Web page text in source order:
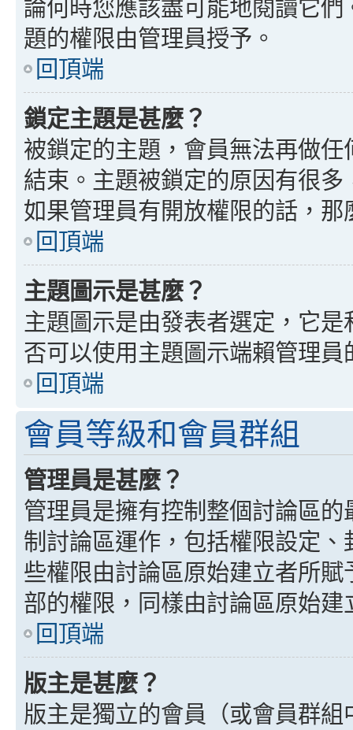
論何時您應該盡可能地閱讀它
題的權限由管理員授予。
回頂端
鎖定主題是甚麼？
被鎖定的主題，會員無法再做
結束。主題被鎖定的原因有很
如果管理員有開放權限的話，
回頂端
主題圖示是甚麼？
主題圖示是由發表者選定，它
否可以使用主題圖示端賴管理員
回頂端
會員等級和會員群組
管理員是甚麼？
管理員是擁有控制整個討論區
制討論區運作，包括權限設定
些權限由討論區原始建立者所
部的權限，同樣由討論區原始建
回頂端
版主是甚麼？
版主是獨立的會員（或會員群